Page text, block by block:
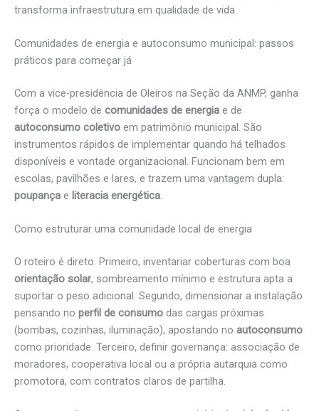
transforma infraestrutura em qualidade de vida.
Comunidades de energia e autoconsumo municipal: passos
práticos para começar já
Com a vice-presidência de Oleiros na Seção da ANMP, ganha
força o modelo de comunidades de energia e de
autoconsumo coletivo em patrimônio municipal. São
instrumentos rápidos de implementar quando há telhados
disponíveis e vontade organizacional. Funcionam bem em
escolas, pavilhões e lares, e trazem uma vantagem dupla:
poupança e literacia energética.
Como estruturar uma comunidade local de energia
O roteiro é direto. Primeiro, inventariar coberturas com boa
orientação solar, sombreamento mínimo e estrutura apta a
suportar o peso adicional. Segundo, dimensionar a instalação
pensando no perfil de consumo das cargas próximas
(bombas, cozinhas, iluminação), apostando no autoconsumo
como prioridade. Terceiro, definir governança: associação de
moradores, cooperativa local ou a própria autarquia como
promotora, com contratos claros de partilha.